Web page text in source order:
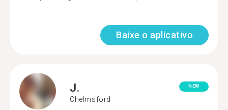
Baixe o aplicativo
J.
Chelmsford
NEW